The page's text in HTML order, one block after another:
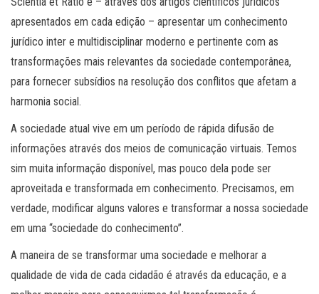
apresentados em cada edição – apresentar um conhecimento
jurídico inter e multidisciplinar moderno e pertinente com as
transformações mais relevantes da sociedade contemporânea,
para fornecer subsídios na resolução dos conflitos que afetam a
harmonia social.
A sociedade atual vive em um período de rápida difusão de
informações através dos meios de comunicação virtuais. Temos
sim muita informação disponível, mas pouco dela pode ser
aproveitada e transformada em conhecimento. Precisamos, em
verdade, modificar alguns valores e transformar a nossa sociedade
em uma “sociedade do conhecimento”.
A maneira de se transformar uma sociedade e melhorar a
qualidade de vida de cada cidadão é através da educação, e a